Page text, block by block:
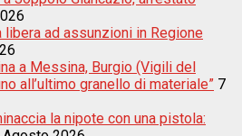
libera ad assunzioni in Regione
a Messina, Burgio (Vigili del
all’ultimo granello di materiale” 7
la nipote con una pistola: